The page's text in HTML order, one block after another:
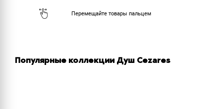
Популярные коллекции Душ Cezares